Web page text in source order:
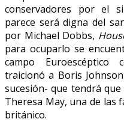
conservadores por el
parece será digna del
por Michael Dobbs,
para ocuparlo se
campo Euroescéptico
traicionó a Boris
sucesión- que tendrá
Theresa May, una de las
británico.